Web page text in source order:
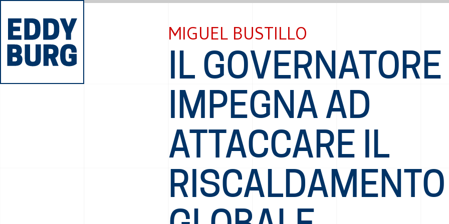
MIGUEL BUSTILLO
IL
IMPEGNA AD
ATTACCARE IL
RISCALDAMENTO